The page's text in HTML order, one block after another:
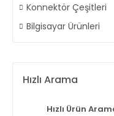
Konnektör Çeşitleri
Bilgisayar Ürünleri
Hızlı Arama
Hızlı Ürün